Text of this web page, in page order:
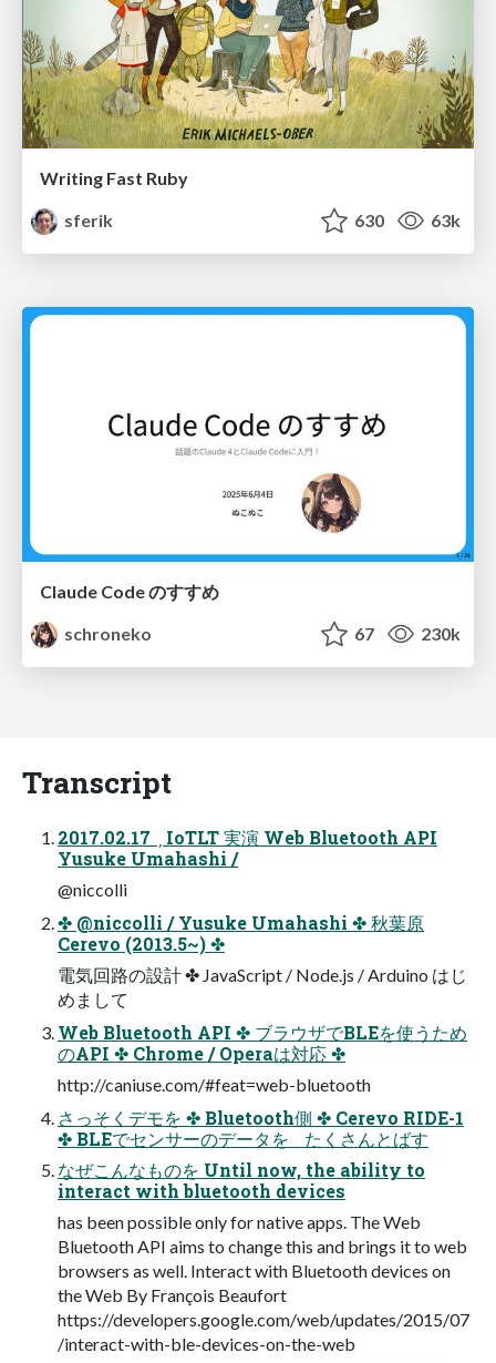
Writing Fast Ruby
sferik
630 63k
Claude Code のすすめ
schroneko
67 230k
Transcript
2017.02.17 ˏ IoTLT 実演 Web Bluetooth API
Yusuke Umahashi /
@niccolli
✤ @niccolli / Yusuke Umahashi ✤ 秋葉原
Cerevo (2013.5~) ✤
電気回路の設計 ✤ JavaScript / Node.js / Arduino はじ
めまして
Web Bluetooth API ✤ ブラウザでBLEを使うため
のAPI ✤ Chrome / Operaは対応 ✤
http://caniuse.com/#feat=web-bluetooth
さっそくデモを ✤ Bluetooth側 ✤ Cerevo RIDE-1
✤ BLEでセンサーのデータを たくさんとばす
なぜこんなものを Until now, the ability to
interact with bluetooth devices
has been possible only for native apps. The Web
Bluetooth API aims to change this and brings it to web
browsers as well. Interact with Bluetooth devices on
the Web By François Beaufort
https://developers.google.com/web/updates/2015/07
/interact-with-ble-devices-on-the-web